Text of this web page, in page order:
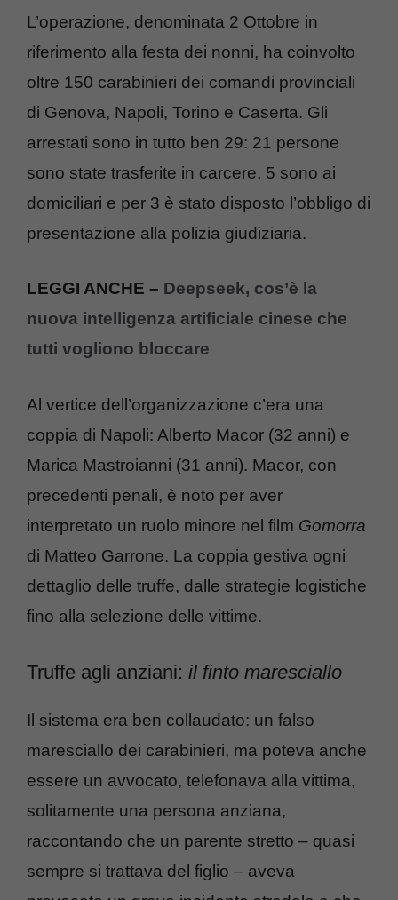
L’operazione, denominata 2 Ottobre in
riferimento alla festa dei nonni, ha coinvolto
oltre 150 carabinieri dei comandi provinciali
di Genova, Napoli, Torino e Caserta. Gli
arrestati sono in tutto ben 29: 21 persone
sono state trasferite in carcere, 5 sono ai
domiciliari e per 3 è stato disposto l’obbligo di
presentazione alla polizia giudiziaria.
LEGGI ANCHE – Deepseek, cos’è la
nuova intelligenza artificiale cinese che
tutti vogliono bloccare
Al vertice dell’organizzazione c’era una
coppia di Napoli: Alberto Macor (32 anni) e
Marica Mastroianni (31 anni). Macor, con
precedenti penali, è noto per aver
interpretato un ruolo minore nel film Gomorra
di Matteo Garrone. La coppia gestiva ogni
dettaglio delle truffe, dalle strategie logistiche
fino alla selezione delle vittime.
Truffe agli anziani: il finto maresciallo
Il sistema era ben collaudato: un falso
maresciallo dei carabinieri, ma poteva anche
essere un avvocato, telefonava alla vittima,
solitamente una persona anziana,
raccontando che un parente stretto – quasi
sempre si trattava del figlio – aveva